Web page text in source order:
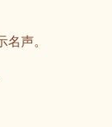
声。